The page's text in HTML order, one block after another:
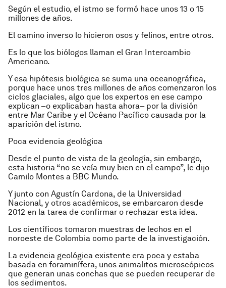
Según el estudio, el istmo se formó hace unos 13 o 15
millones de años.
El camino inverso lo hicieron osos y felinos, entre otros.
Es lo que los biólogos llaman el Gran Intercambio
Americano.
Y esa hipótesis biológica se suma una oceanográfica,
porque hace unos tres millones de años comenzaron los
ciclos glaciales, algo que los expertos en ese campo
explican –o explicaban hasta ahora– por la división
entre Mar Caribe y el Océano Pacífico causada por la
aparición del istmo.
Poca evidencia geológica
Desde el punto de vista de la geología, sin embargo,
esta historia “no se veía muy bien en el campo”, le dijo
Camilo Montes a BBC Mundo.
Y junto con Agustín Cardona, de la Universidad
Nacional, y otros académicos, se embarcaron desde
2012 en la tarea de confirmar o rechazar esta idea.
Los científicos tomaron muestras de lechos en el
noroeste de Colombia como parte de la investigación.
La evidencia geológica existente era poca y estaba
basada en foraminífera, unos animalitos microscópicos
que generan unas conchas que se pueden recuperar de
los sedimentos.